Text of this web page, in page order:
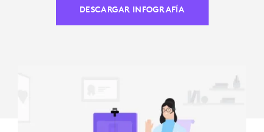
DESCARGAR INFOGRAFÍA